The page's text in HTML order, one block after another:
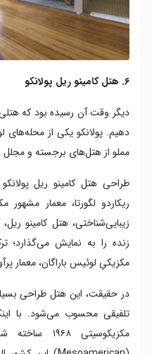
۶. هتل کامینو ریل پولانکو
دیگر وقت آن رسیده بود که هتلی
دهیم. پولانکو یکی از
مملو از هتل‌های برجسته و
ریکاردو لگورتا، معمار
زیبایی‌شناختی، هتل کامینو
زنده‌ را به نمایش می‌گذارد؛
مکزیکیِ لوئیس باراگان، معمار
در حقیقت، این هتل طراحی
تلفیقی محسوب می‌شود. با
مکزیکوسیتی